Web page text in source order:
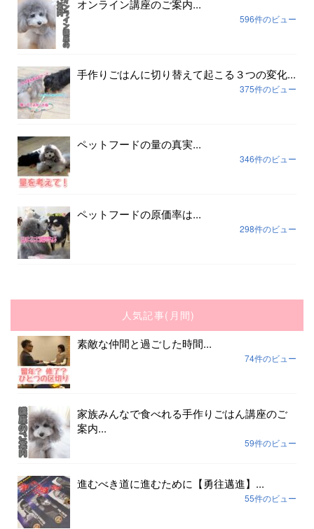
オンライン講座のご案内...
596件のビュー
手作りごはんに切り替えて起こる３つの変化...
375件のビュー
ペットフードの量の真実...
346件のビュー
ペットフードの原価率は...
298件のビュー
人気記事(月間)
素敵な仲間と過ごした時間...
74件のビュー
家族みんなで食べれる手作りごはん講座のご
案内...
59件のビュー
進むべき道に進むために【勇往邁進】...
55件のビュー